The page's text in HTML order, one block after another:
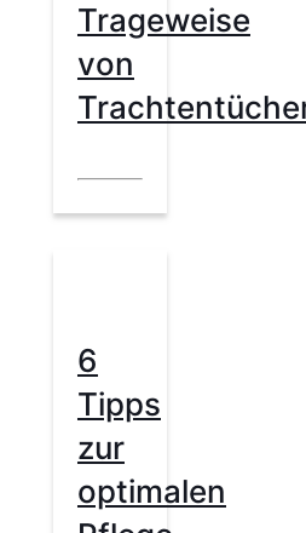
Trageweise
von
6
Tipps
zur
optimalen